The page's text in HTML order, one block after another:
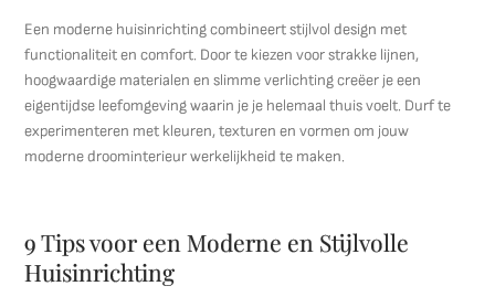
Een moderne huisinrichting combineert stijlvol design met
functionaliteit en comfort. Door te kiezen voor strakke lijnen,
hoogwaardige materialen en slimme verlichting creëer je een
eigentijdse leefomgeving waarin je je helemaal thuis voelt. Durf te
experimenteren met kleuren, texturen en vormen om jouw
moderne droominterieur werkelijkheid te maken.
9 Tips voor een Moderne en Stijlvolle
Huisinrichting